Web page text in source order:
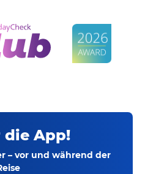
die App!
– vor und während der